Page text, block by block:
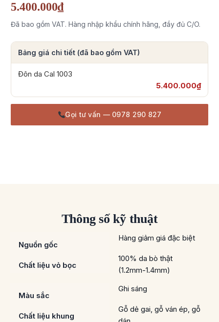
5.400.000₫
Đã bao gồm VAT. Hàng nhập khẩu chính hãng, đầy đủ C/O.
Bảng giá chi tiết (đã bao gồm VAT)
Đôn da Cal 1003
5.400.000₫
Gọi tư vấn — 0978 290 827
Thông số kỹ thuật
Nguồn gốc
Hàng giảm giá đặc biệt
Chất liệu vỏ bọc
100% da bò thật
(1.2mm-1.4mm)
Màu sắc
Ghi sáng
Chất liệu khung
Gỗ dẻ gai, gỗ ván ép, gỗ